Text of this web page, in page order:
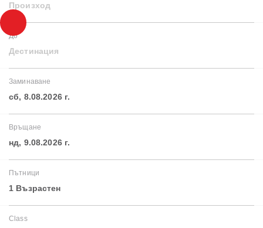
Произход
До
Дестинация
Заминаване
сб, 8.08.2026 г.
Връщане
нд, 9.08.2026 г.
Пътници
1 Възрастен
Class